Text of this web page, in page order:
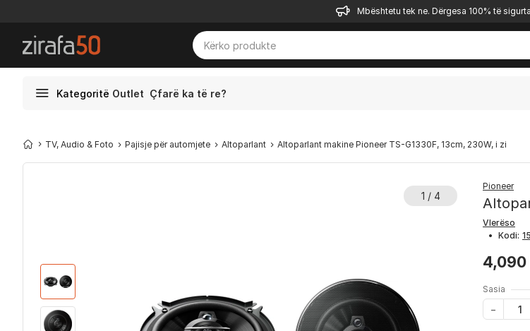
Mbështetu tek ne. Dërgesa 100% të
Kategoritë Outlet Çfarë ka të re?
TV, Audio & Foto Pajisje për automjete Altoparlant Altoparlant makine Pioneer TS-G1330F, 13cm, 230W, i zi
1 / 4
Pioneer
Vlerëso
• Kodi:
4,090
Sasia